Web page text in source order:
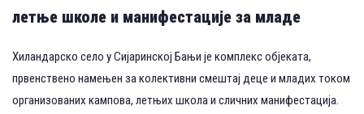
летње школе и манифестације за младе
Хиландарско село у Сијаринској Бањи је комплекс објеката,
првенствено намењен за колективни смештај деце и младих током
организованих кампова, летњих школа и сличних манифестација.